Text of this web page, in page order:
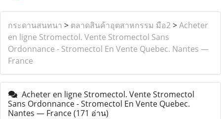
กระดานสนทนา > ตลาดสินค้าอุตสาหกรรม มือ2>Acheter
en ligne Stromectol. Vente Stromectol Sans
Ordonnance - Stromectol En Vente Quebec. Nantes —
France
Acheter en ligne Stromectol. Vente Stromectol
Sans Ordonnance - Stromectol En Vente Quebec.
Nantes — France(171 อ่าน)